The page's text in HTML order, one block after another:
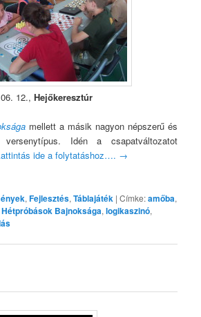
12.,Hejőkeresztúr
mellett a másik nagyon népszerű és
versenytípus. Idén a csapatváltozatot
ide a folytatáshoz…. →
,Fejlesztés,Táblajáték |Címke:amőba,
Hétpróbások Bajnoksága,logikaszinó,